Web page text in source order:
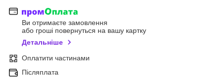
Ви отримаєте замовлення
або гроші повернуться на вашу картку
Детальніше
Оплатити частинами
Післяплата